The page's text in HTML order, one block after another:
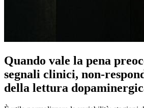
Quando vale la pena
segnali clinici, non-
della lettura